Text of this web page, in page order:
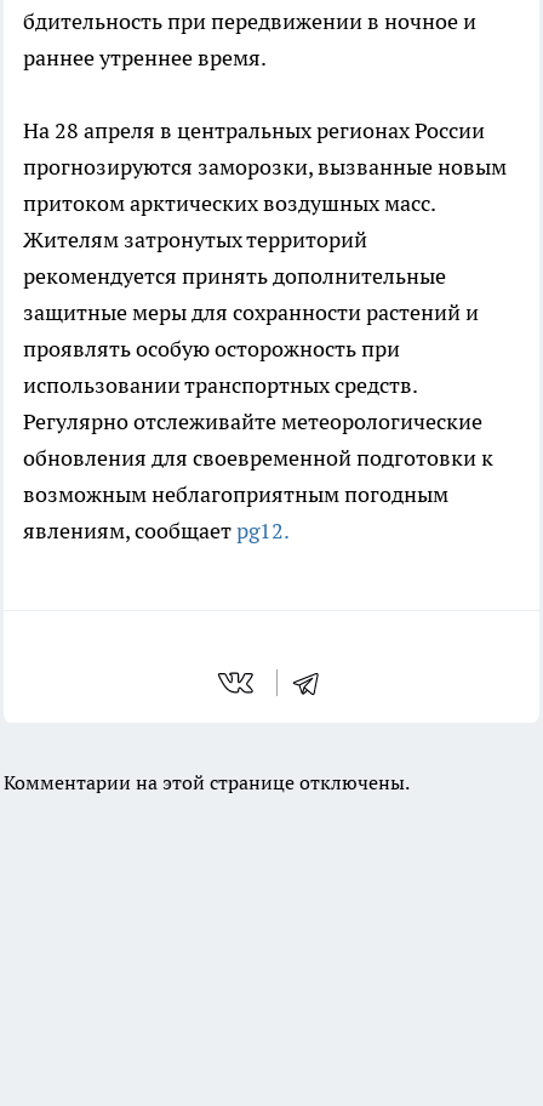
бдительность при передвижении в ночное и
раннее утреннее время.
На 28 апреля в центральных регионах России
прогнозируются заморозки, вызванные новым
притоком арктических воздушных масс.
Жителям затронутых территорий
рекомендуется принять дополнительные
защитные меры для сохранности растений и
проявлять особую осторожность при
использовании транспортных средств.
Регулярно отслеживайте метеорологические
обновления для своевременной подготовки к
возможным неблагоприятным погодным
явлениям, сообщаетpg12.
Комментарии на этой странице отключены.